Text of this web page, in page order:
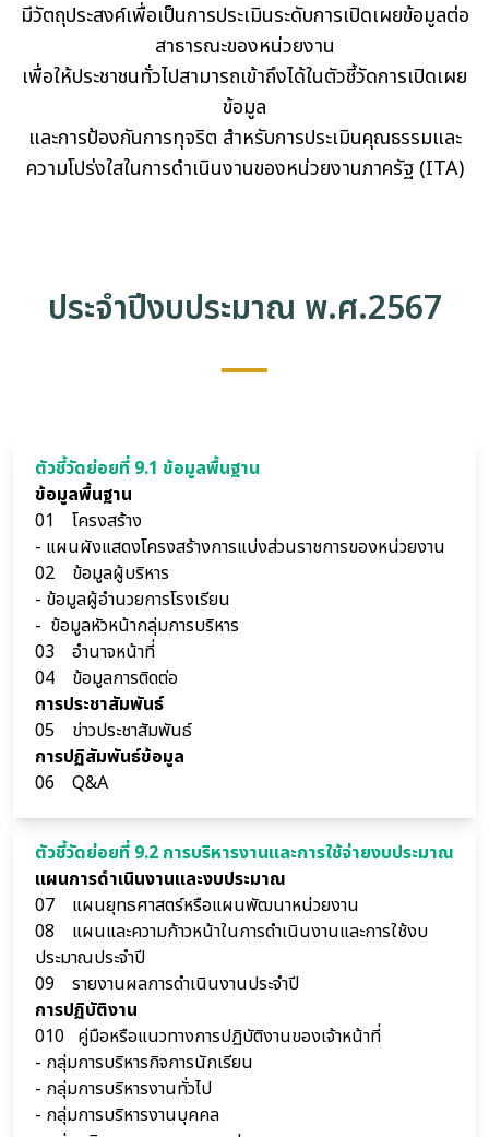
มีวัตถุประสงค์เพื่อเป็นการประเมินระดับการเปิดเผยข้อมูลต่อ
สาธารณะของหน่วยงาน
เพื่อให้ประชาชนทั่วไปสามารถเข้าถึงได้ในตัวชี้วัดการเปิดเผย
ข้อมูล
และการป้องกันการทุจริต สำหรับการประเมินคุณธรรมและ
ความโปร่งใสในการดำเนินงานของหน่วยงานภาครัฐ (ITA)
ประจำปีงบประมาณ พ.ศ.2567
ตัวชี้วัดย่อยที่ 9.1 ข้อมูลพื้นฐาน
ข้อมูลพื้นฐาน
01 โครงสร้าง
- แผนผังแสดงโครงสร้างการแบ่งส่วนราชการของหน่วยงาน
02 ข้อมูลผู้บริหาร
- ข้อมูลผู้อำนวยการโรงเรียน
- ข้อมูลหัวหน้ากลุ่มการบริหาร
03 อำนาจหน้าที่
04 ข้อมูลการติดต่อ
การประชาสัมพันธ์
05 ข่าวประชาสัมพันธ์
การปฏิสัมพันธ์ข้อมูล
06 Q&A
ตัวชี้วัดย่อยที่ 9.2 การบริหารงานและการใช้จ่ายงบประมาณ
แผนการดำเนินงานและงบประมาณ
07 แผนยุทธศาสตร์หรือแผนพัฒนาหน่วยงาน
08 แผนและความก้าวหน้าในการดำเนินงานและการใช้งบ
ประมาณประจำปี
09 รายงานผลการดำเนินงานประจำปี
การปฏิบัติงาน
010 คู่มือหรือแนวทางการปฏิบัติงานของเจ้าหน้าที่
- กลุ่มการบริหารกิจการนักเรียน
- กลุ่มการบริหารงานทั่วไป
- กลุ่มการบริหารงานบุคคล